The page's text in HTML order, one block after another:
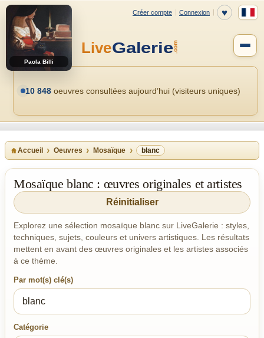
Paola Billi
10 848 oeuvres consultées aujourd’hui (visiteurs uniques)
Accueil Oeuvres Mosaïque blanc
Mosaïque blanc : œuvres originales et artistes
Réinitialiser
Explorez une sélection mosaïque blanc sur LiveGalerie : styles,
techniques, sujets, couleurs et univers artistiques. Les résultats
mettent en avant des œuvres originales et les artistes associés
à ce thème.
Par mot(s) clé(s)
Catégorie